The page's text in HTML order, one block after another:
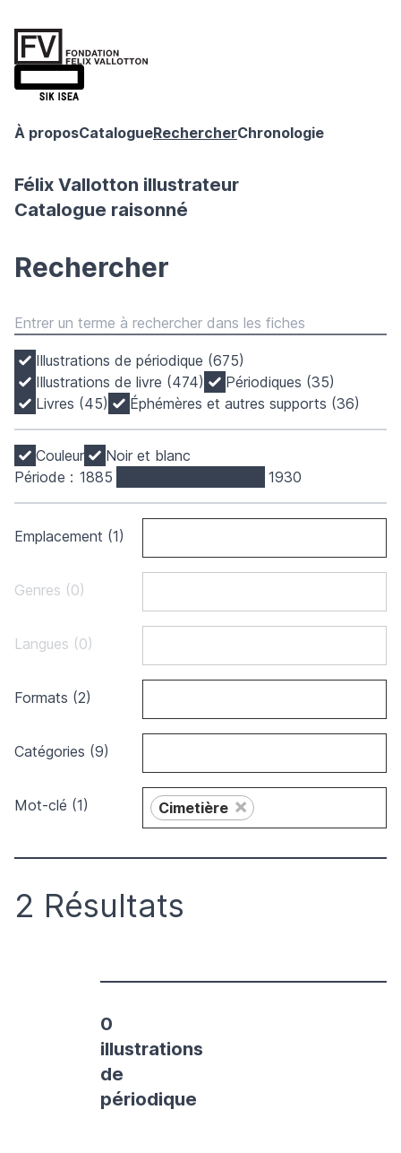
À proposCatalogueRechercherChronologie
Félix Vallotton illustrateur
Catalogue raisonné
Rechercher
Illustrations de périodique (675)
Illustrations de livre (474)
Périodiques (35)
Livres (45)
Éphémères et autres supports (36)
Couleur
Noir et blanc
Période : 1885 1930
Emplacement (1)
Genres (0)
Langues (0)
Formats (2)
Catégories (9)
Mot-clé (1) Cimetière ×
2 Résultats
0
illustrations
de
périodique